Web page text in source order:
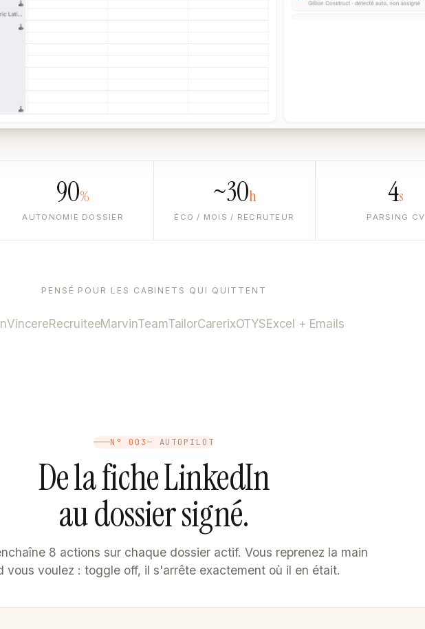
90%
AUTONOMIE DOSSIER
~30h
ÉCO / MOIS / RECRUTEUR
4s
PARSING CV
PENSÉ POUR LES CABINETS QUI QUITTENT
VincereRecruiteeMarvinTeamTailorCarerixOTYSExcel + Emails
N° 003— AUTOPILOT
De la fiche LinkedIn
au dossier signé.
8 actions sur chaque dossier actif. Vous reprenez la main
vous voulez : toggle off, il s'arrête exactement où il en était.